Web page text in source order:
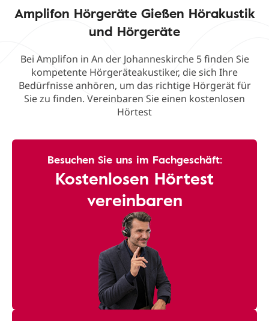
Amplifon Hörgeräte Gießen Hörakustik
und Hörgeräte
Bei Amplifon in An der Johanneskirche 5 finden Sie
kompetente Hörgeräteakustiker, die sich Ihre
Bedürfnisse anhören, um das richtige Hörgerät für
Sie zu finden. Vereinbaren Sie einen kostenlosen
Hörtest
Besuchen Sie uns im Fachgeschäft:
Kostenlosen Hörtest
vereinbaren